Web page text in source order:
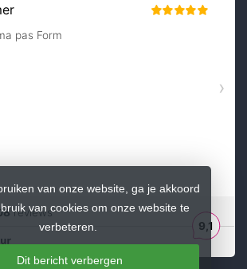
van onze website, ga je akkoord
van cookies om onze website te
verbeteren.
Dit bericht verbergen